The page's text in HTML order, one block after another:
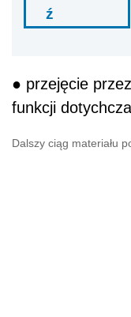
ź
● przejęcie
funkcji
Dalszy ciąg materiału